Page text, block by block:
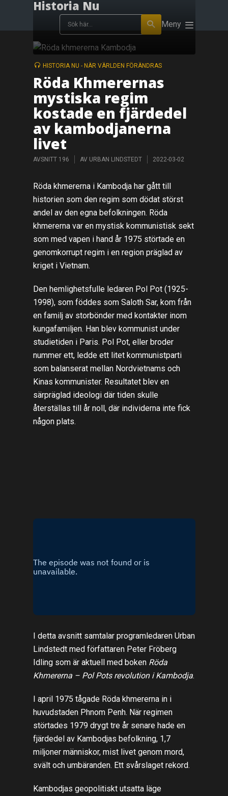
Historia Nu
Meny
HISTORIA NU - NÄR VÄRLDEN FÖRÄNDRAS
Röda Khmerernas
mystiska regim
kostade en fjärdedel
av kambodjanerna
livet
AVSNITT 196 AV URBAN LINDSTEDT 2022-03-02
Röda khmererna i Kambodja har gått till
historien som den regim som dödat störst
andel av den egna befolkningen. Röda
khmererna var en mystisk kommunistisk sekt
som med vapen i hand år 1975 störtade en
genomkorrupt regim i en region präglad av
kriget i Vietnam.
Den hemlighetsfulle ledaren Pol Pot (1925-
1998), som föddes som Saloth Sar, kom från
en familj av storbönder med kontakter inom
kungafamiljen. Han blev kommunist under
studietiden i Paris. Pol Pot, eller broder
nummer ett, ledde ett litet kommunistparti
som balanserat mellan Nordvietnams och
Kinas kommunister. Resultatet blev en
särpräglad ideologi där tiden skulle
återställas till år noll, där individerna inte fick
någon plats.
I detta avsnitt samtalar programledaren Urban
Lindstedt med författaren Peter Fröberg
Idling som är aktuell med boken Röda
Khmererna – Pol Pots revolution i Kambodja.
I april 1975 tågade Röda khmererna in i
huvudstaden Phnom Penh. När regimen
störtades 1979 drygt tre år senare hade en
fjärdedel av Kambodjas befolkning, 1,7
miljoner människor, mist livet genom mord,
svält och umbäranden. Ett svårslaget rekord.
Kambodjas geopolitiskt utsatta läge